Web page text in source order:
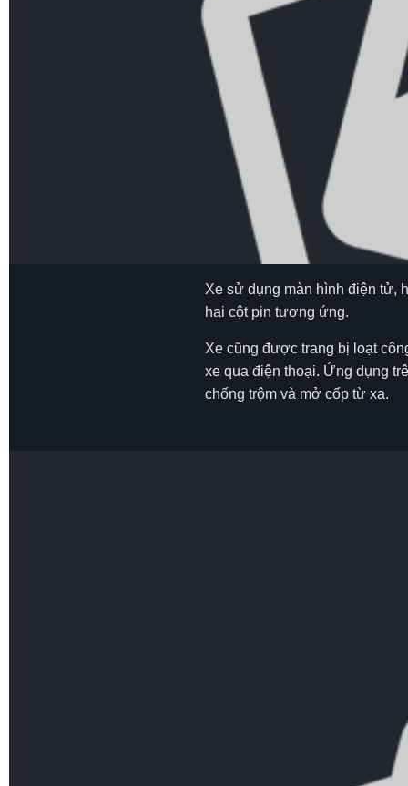
Xe sử dụng màn hình điện tử,
hai cột pin tương ứng.
Xe cũng được trang bị loạt
xe qua điện thoại. Ứng dụng
chống trộm và mở cốp từ xa.